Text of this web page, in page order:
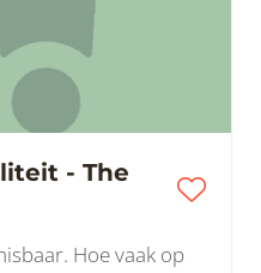
- The
Hoe vaak op